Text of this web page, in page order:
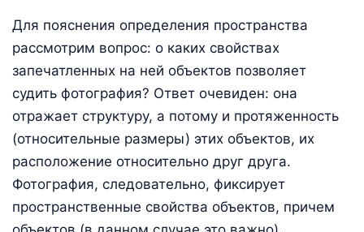
Для пояснения определения пространства
рассмотрим вопрос: о каких свойствах
запечатленных на ней объектов позволяет
судить фотография? Ответ очевиден: она
отражает структуру, а потому и протяженность
(относительные размеры) этих объектов, их
расположение относительно друг друга.
Фотография, следовательно, фиксирует
пространственные свойства объектов, причем